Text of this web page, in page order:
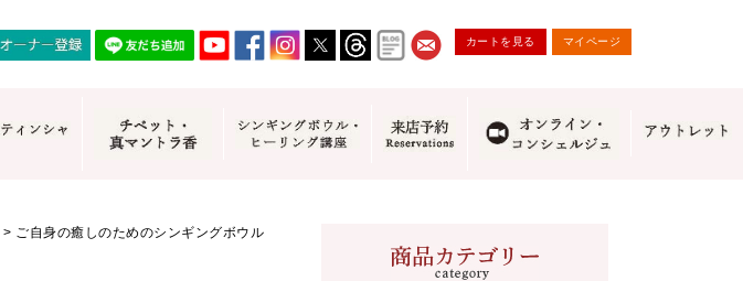
カートを見る マイページ
> ご自身の癒しのためのシンギングボウル